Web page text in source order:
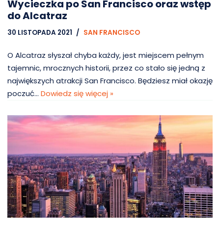
Wycieczka po San Francisco oraz wstęp
do Alcatraz
30 LISTOPADA 2021 SAN FRANCISCO
O Alcatraz słyszał chyba każdy, jest miejscem pełnym
tajemnic, mrocznych historii, przez co stało się jedną z
największych atrakcji San Francisco. Będziesz miał okazję
poczuć… Dowiedz się więcej »